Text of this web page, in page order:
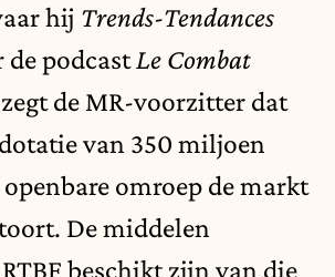
hij Trends-Tendances
podcastLe Combat
de MR-voorzitter dat
van 350 miljoen
omroep de markt
De middelen
beschikt zijn van die